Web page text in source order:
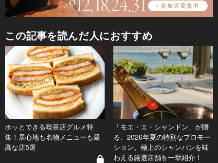
この記事を読んだ人におすすめ
ホッとできる喫茶店グルメ特
集！居心地も名物メニューも最
高な店5選
「モエ・エ・シャンドン」が贈
る、2026年夏の特別なプロモー
ション。極上のシャンパンを味
わえる厳選店舗を一挙紹介！